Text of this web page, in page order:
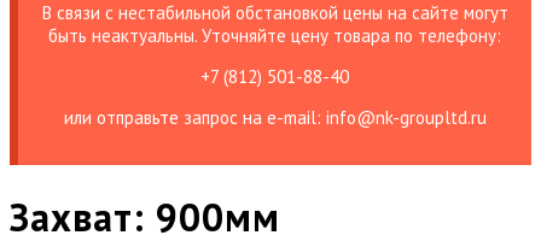
В связи с нестабильной обстановкой цены на сайте могут
быть неактуальны. Уточняйте цену товара по телефону:
+7 (812) 501-88-40
или отправьте запрос на е-mail: info@nk-groupltd.ru
Захват: 900мм